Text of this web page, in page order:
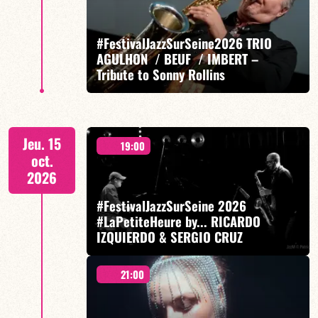
Mario Canonge / Michel Zenino
#FestivalJazzSurSeine2026 TRIO
AGULHON / BEUF / IMBERT –
Tribute to Sonny Rollins
Sylvain Beuf/Diego Imbert/Franck Agulhon
EN SAVOIR PLUS RÉSERVER
Jeu. 15
oct.
2026
19:00
#FestivalJazzSurSeine 2026
#LaPetiteHeure by... RICARDO
IZQUIERDO & SERGIO CRUZ
Ricardo Izquierdo/Sergio Cruz
21:00